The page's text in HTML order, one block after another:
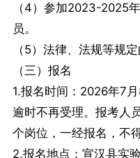
（4）参加2023-2025
员。
（5）法律、法规等规
（三）报名
1.报名时间：2026年7
逾时不再受理。报考人
个岗位，一经报名，不
2.报名地点：宣汉县实验